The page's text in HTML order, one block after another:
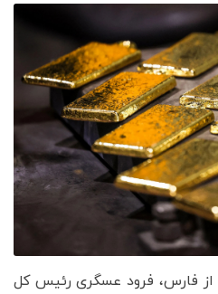
از فارس، فرود عسگری رئیس کل